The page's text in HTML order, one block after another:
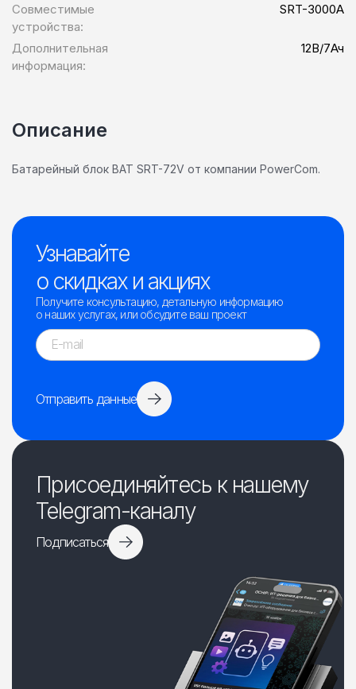
Совместимые
устройства:
SRT-3000A
Дополнительная
информация:
12В/7Ач
Описание
Батарейный блок BAT SRT-72V от компании PowerCom.
Узнавайте
о скидках и акциях
Получите консультацию, детальную информацию
о наших услугах, или обсудите ваш проект
Отправить данные
Присоединяйтесь к нашему
Telegram-каналу
Подписаться